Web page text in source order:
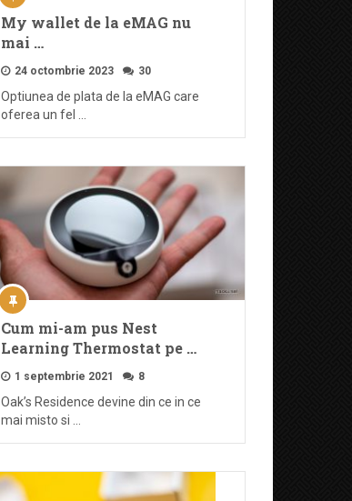
My wallet de la eMAG nu
mai …
24 octombrie 2023 30
Optiunea de plata de la eMAG care
oferea un fel …
Cum mi-am pus Nest
Learning Thermostat pe …
1 septembrie 2021 8
Oak’s Residence devine din ce in ce
mai misto si …